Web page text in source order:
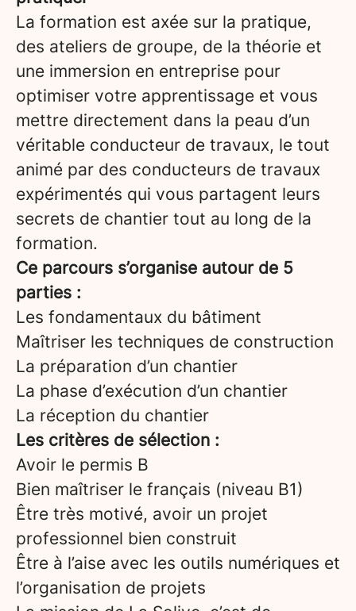
La formation est axée sur la pratique,
des ateliers de groupe, de la théorie et
une immersion en entreprise pour
optimiser votre apprentissage et vous
mettre directement dans la peau d’un
véritable conducteur de travaux, le tout
animé par des conducteurs de travaux
expérimentés qui vous partagent leurs
secrets de chantier tout au long de la
formation.
Ce parcours s’organise autour de 5
parties :
Les fondamentaux du bâtiment
Maîtriser les techniques de construction
La préparation d’un chantier
La phase d’exécution d’un chantier
La réception du chantier
Les critères de sélection :
Avoir le permis B
Bien maîtriser le français (niveau B1)
Être très motivé, avoir un projet
professionnel bien construit
Être à l’aise avec les outils numériques et
l’organisation de projets